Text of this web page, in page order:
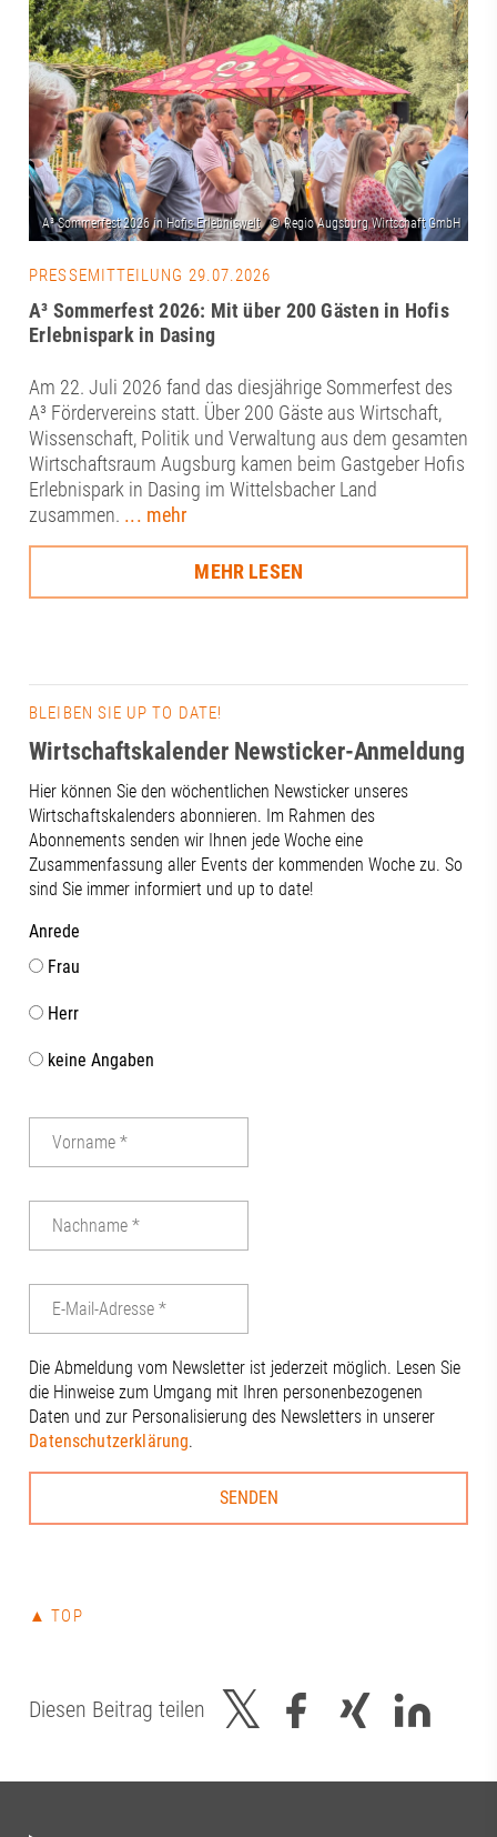
PRESSEMITTEILUNG 29.07.2026
A³ Sommerfest 2026: Mit über 200 Gästen in Hofis
Erlebnispark in Dasing
Am 22. Juli 2026 fand das diesjährige Sommerfest des
A³ Fördervereins statt. Über 200 Gäste aus Wirtschaft,
Wissenschaft, Politik und Verwaltung aus dem gesamten
Wirtschaftsraum Augsburg kamen beim Gastgeber Hofis
Erlebnispark in Dasing im Wittelsbacher Land
zusammen. ... mehr
MEHR LESEN
BLEIBEN SIE UP TO DATE!
Wirtschaftskalender Newsticker-Anmeldung
Hier können Sie den wöchentlichen Newsticker unseres
Wirtschaftskalenders abonnieren. Im Rahmen des
Abonnements senden wir Ihnen jede Woche eine
Zusammenfassung aller Events der kommenden Woche zu. So
sind Sie immer informiert und up to date!
Anrede
Frau
Herr
keine Angaben
Die Abmeldung vom Newsletter ist jederzeit möglich. Lesen Sie
die Hinweise zum Umgang mit Ihren personenbezogenen
Daten und zur Personalisierung des Newsletters in unserer
Datenschutzerklärung.
▲ TOP
Diesen Beitrag teilen